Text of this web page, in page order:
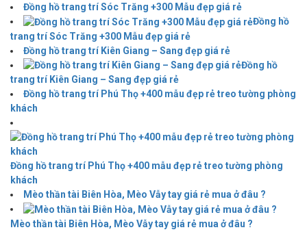
Đồng hồ trang trí Sóc Trăng +300 Mẫu đẹp giá rẻ
Đồng hồ
trang trí Sóc Trăng +300 Mẫu đẹp giá rẻ
Đồng hồ trang trí Kiên Giang – Sang đẹp giá rẻ
Đồng hồ
trang trí Kiên Giang – Sang đẹp giá rẻ
Đồng hồ trang trí Phú Thọ +400 mẫu đẹp rẻ treo tường phòng
khách
Đồng hồ trang trí Phú Thọ +400 mẫu đẹp rẻ treo tường phòng
khách
Mèo thần tài Biên Hòa, Mèo Vẫy tay giá rẻ mua ở đâu ?
Mèo thần tài Biên Hòa, Mèo Vẫy tay giá rẻ mua ở đâu ?